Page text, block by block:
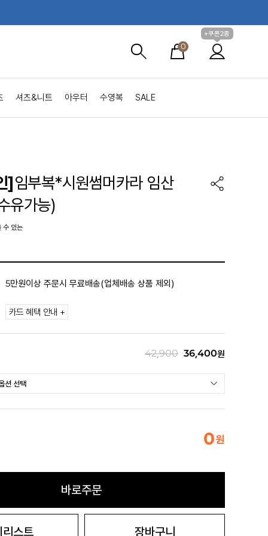
0
+쿠폰2종
셔츠&니트 아우터 수영복 SALE
]임부복*시원썸머카라 임산
유가능)
수 있는
5만원이상 주문시 무료배송(업체배송 상품 제외)
카드 혜택 안내 +
42,900 36,400원
0원
바로주문
리스트 장바구니